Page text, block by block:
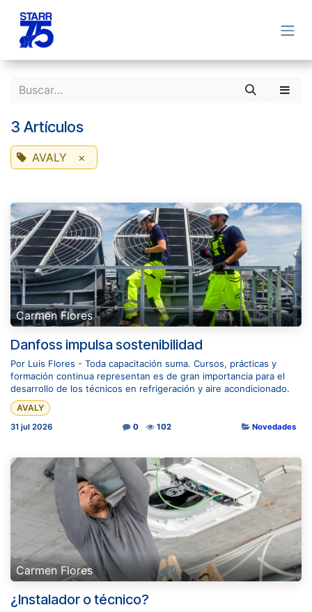
3 Artículos
AVALY ×
Carmen Flores
Danfoss impulsa sostenibilidad
Por Luis Flores - Toda capacitación suma. Cursos, prácticas y
formación continua representan es de gran importancia para el
desarrollo de los técnicos en refrigeración y aire acondicionado.
AVALY
31 jul 2026 0 102 Novedades
Carmen Flores
¿Instalador o técnico?